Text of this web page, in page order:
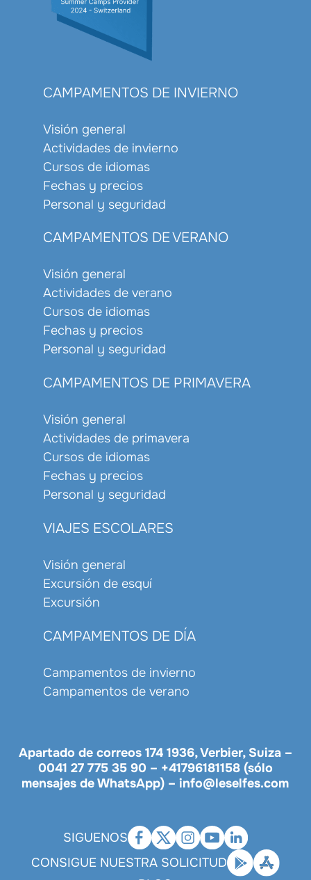
CAMPAMENTOS DE INVIERNO
Visión general
Actividades de invierno
Cursos de idiomas
Fechas y precios
Personal y seguridad
CAMPAMENTOS DE VERANO
Visión general
Actividades de verano
Cursos de idiomas
Fechas y precios
Personal y seguridad
CAMPAMENTOS DE PRIMAVERA
Visión general
Actividades de primavera
Cursos de idiomas
Fechas y precios
Personal y seguridad
VIAJES ESCOLARES
Visión general
Excursión de esquí
Excursión
CAMPAMENTOS DE DÍA
Campamentos de invierno
Campamentos de verano
Apartado de correos 174 1936, Verbier, Suiza –
0041 27 775 35 90 – +41796181158 (sólo
mensajes de WhatsApp) –info@leselfes.com
SIGUENOS
CONSIGUE NUESTRA SOLICITUD